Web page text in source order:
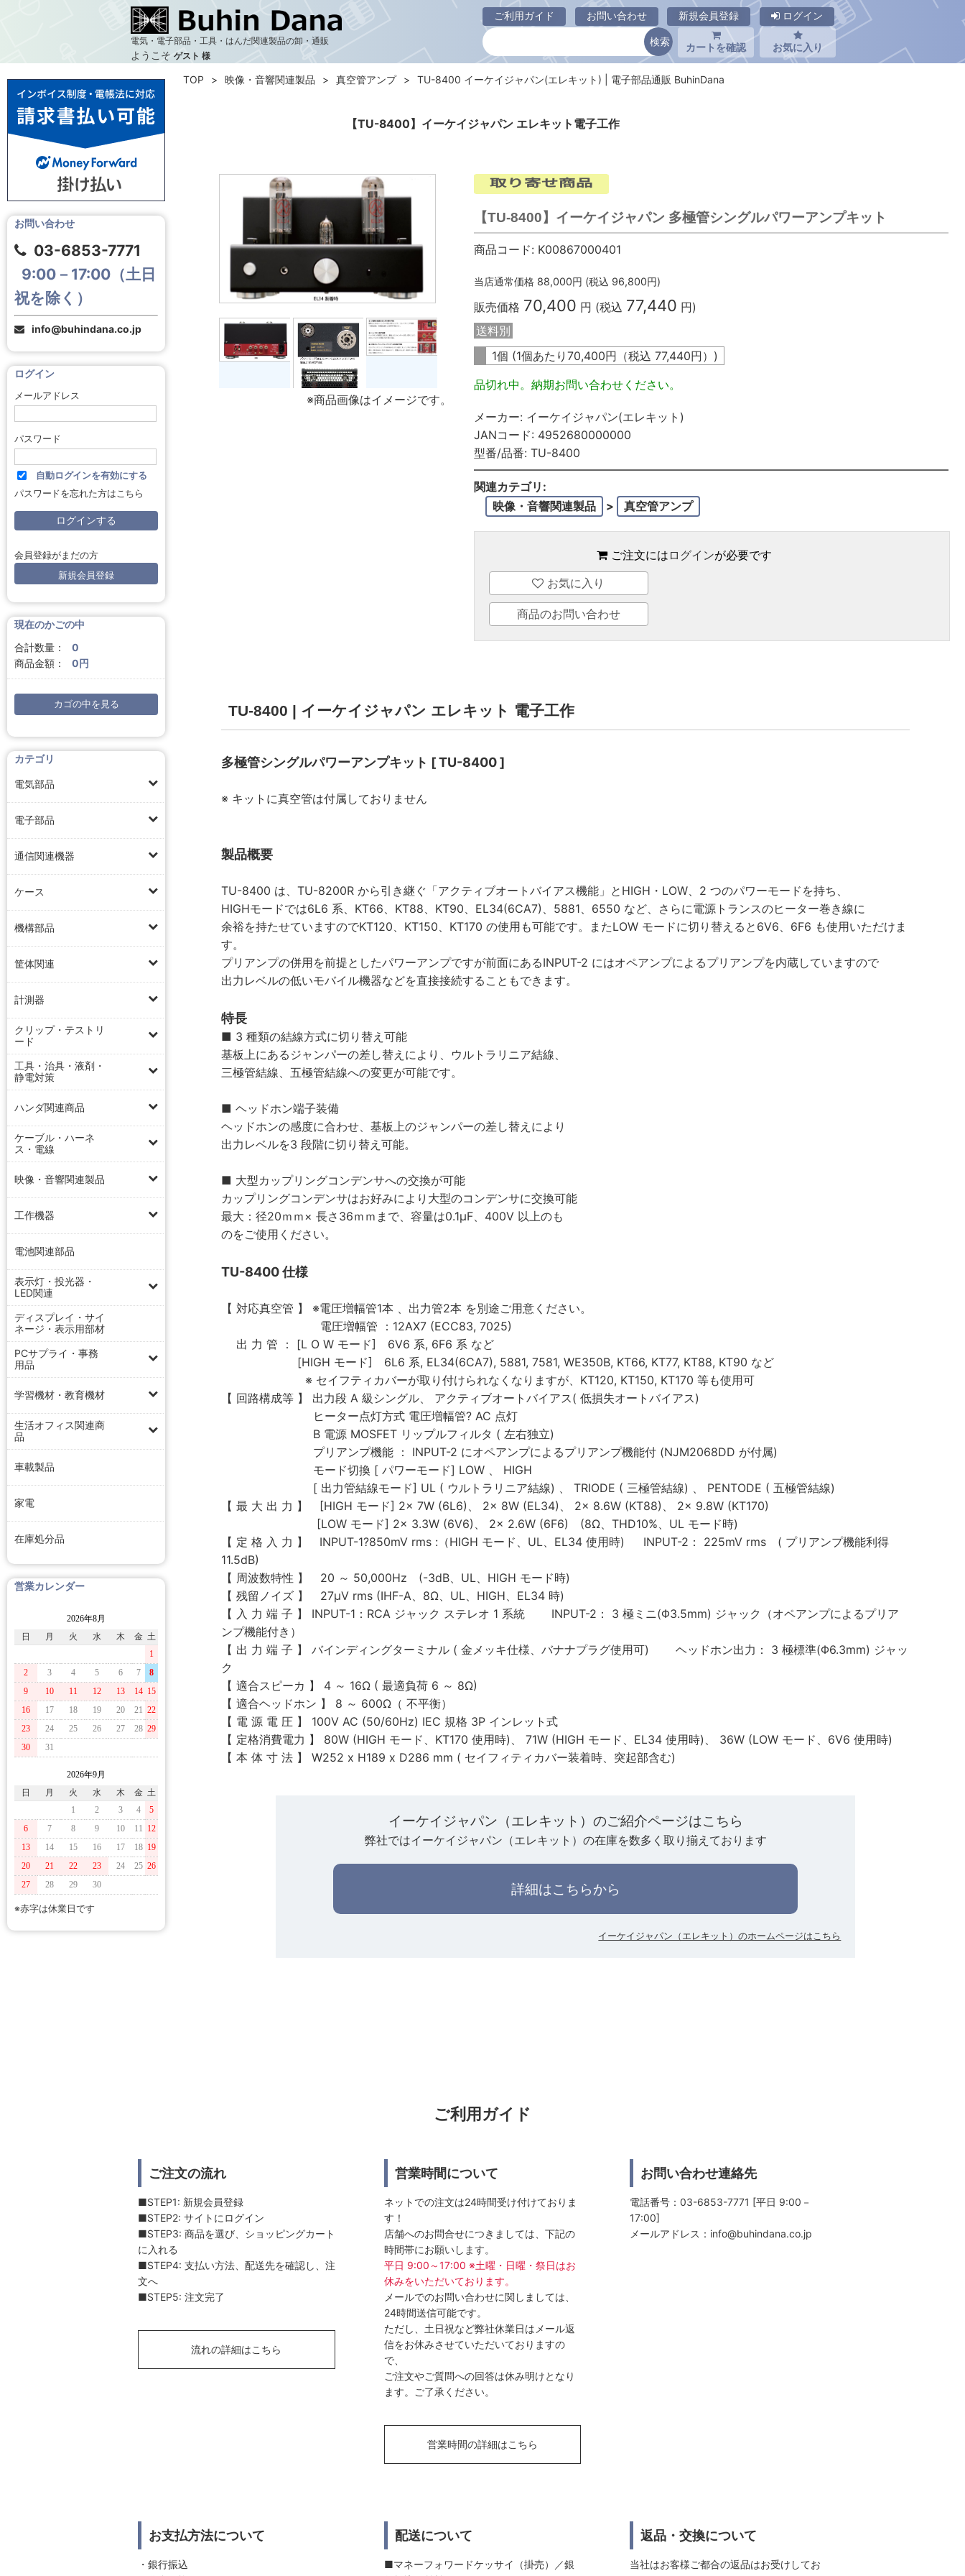
電気・電子部品・工具・はんだ関連製品の卸・通販
ようこそ ゲスト 様
ご利用ガイド お問い合わせ 新規会員登録 ログイン
カートを確認 お気に入り
【TU-8400】イーケイジャパン エレキット電子工作
お問い合わせ
03-6853-7771
9:00－17:00（土日
祝を除く）
info@buhindana.co.jp
ログイン
メールアドレス
パスワード
自動ログインを有効にする
パスワードを忘れた方はこちら
会員登録がまだの方
新規会員登録
現在のかごの中
合計数量：
0
商品金額：
0円
カゴの中を見る
カテゴリ
電気部品
電子部品
通信関連機器
ケース
機構部品
筐体関連
計測器
クリップ・テストリ
ード
工具・治具・液剤・
静電対策
ハンダ関連商品
ケーブル・ハーネ
ス・電線
映像・音響関連製品
工作機器
電池関連部品
表示灯・投光器・
LED関連
ディスプレイ・サイ
ネージ・表示用部材
PCサプライ・事務
用品
学習機材・教育機材
生活オフィス関連商
品
車載製品
家電
在庫処分品
営業カレンダー
2026年8月
日
月 火 水 木 金 土
1
2
3 4 5 6 7
8
9
10 11 12 13 14 15
16
17 18 19 20 21 22
23
24 25 26 27 28 29
30
31
2026年9月
日
月 火 水 木 金 土
1
2 3 4
5
6
7 8 9 10 11 12
13
14 15 16 17 18 19
20
21 22 23 24 25 26
27
28 29 30
※赤字は休業日です
TOP 映像・音響関連製品 真空管アンプ TU-8400 イーケイジャパン(エレキット) | 電子部品通販 BuhinDana
※商品画像はイメージです。
【TU-8400】イーケイジャパン 多極管シングルパワーアンプキット
商品コード: K00867000401
当店通常価格 88,000円 (税込 96,800円)
販売価格 70,400 円 (税込 77,440 円)
送料別
1個 (1個あたり 70,400円（税込 77,440円）)
品切れ中。納期お問い合わせください。
メーカー: イーケイジャパン(エレキット)
JANコード: 4952680000000
型番/品番: TU-8400
関連カテゴリ:
映像・音響関連製品
> 真空管アンプ
ご注文には ログインが必要です
お気に入り
商品のお問い合わせ
TU-8400 | イーケイジャパン エレキット 電子工作
多極管シングルパワーアンプキット [ TU-8400 ]
※ キットに真空管は付属しておりません
製品概要
TU-8400 は、TU-8200R から引き継ぐ「アクティブオートバイアス機能」とHIGH・LOW、2 つのパワーモードを持ち、
HIGHモードでは6L6 系、KT66、KT88、KT90、EL34(6CA7)、5881、6550 など、さらに電源トランスのヒーター巻き線に
余裕を持たせていますのでKT120、KT150、KT170 の使用も可能です。またLOW モードに切り替えると6V6、6F6 も使用いただけま
す。
プリアンプの併用を前提としたパワーアンプですが前面にあるINPUT-2 にはオペアンプによるプリアンプを内蔵していますので
出力レベルの低いモバイル機器などを直接接続することもできます。
特長
■ 3 種類の結線方式に切り替え可能
基板上にあるジャンパーの差し替えにより、ウルトラリニア結線、
三極管結線、五極管結線への変更が可能です。
■ ヘッドホン端子装備
ヘッドホンの感度に合わせ、基板上のジャンパーの差し替えにより
出力レベルを3 段階に切り替え可能。
■ 大型カップリングコンデンサへの交換が可能
カップリングコンデンサはお好みにより大型のコンデンサに交換可能
最大：径20ｍｍ× 長さ36ｍｍまで、容量は0.1μF、400V 以上のも
のをご使用ください。
TU-8400 仕様
【 対応真空管 】 ※電圧増幅管1本 、出力管2本 を別途ご用意ください。
電圧増幅管 ：12AX7 (ECC83, 7025)
出 力 管 ： [L O W モード] 6V6 系, 6F6 系 など
[HIGH モード] 6L6 系, EL34(6CA7), 5881, 7581, WE350B, KT66, KT77, KT88, KT90 など
※ セイフティカバーが取り付けられなくなりますが、KT120, KT150, KT170 等も使用可
【 回路構成等 】 出力段 A 級シングル、 アクティブオートバイアス( 低損失オートバイアス)
ヒーター点灯方式 電圧増幅管? AC 点灯
B 電源 MOSFET リップルフィルタ ( 左右独立)
プリアンプ機能 ： INPUT-2 にオペアンプによるプリアンプ機能付 (NJM2068DD が付属)
モード切換 [ パワーモード] LOW 、 HIGH
[ 出力管結線モード] UL ( ウルトラリニア結線) 、 TRIODE ( 三極管結線) 、 PENTODE ( 五極管結線)
【 最 大 出 力 】 [HIGH モード] 2× 7W (6L6)、 2× 8W (EL34)、 2× 8.6W (KT88)、 2× 9.8W (KT170)
[LOW モード] 2× 3.3W (6V6)、 2× 2.6W (6F6) (8Ω、THD10%、UL モード時)
【 定 格 入 力 】 INPUT-1?850mV rms :（HIGH モード、UL、EL34 使用時) INPUT-2： 225mV rms ( プリアンプ機能利得
11.5dB)
【 周波数特性 】 20 ～ 50,000Hz (-3dB、UL、HIGH モード時)
【 残留ノイズ 】 27μV rms (IHF-A、8Ω、UL、HIGH、EL34 時)
【 入 力 端 子 】 INPUT-1：RCA ジャック ステレオ 1 系統 INPUT-2： 3 極ミニ(Φ3.5mm) ジャック（オペアンプによるプリア
ンプ機能付き）
【 出 力 端 子 】 バインディングターミナル ( 金メッキ仕様、バナナプラグ使用可) ヘッドホン出力： 3 極標準(Φ6.3mm) ジャッ
ク
【 適合スピーカ 】 4 ～ 16Ω ( 最適負荷 6 ～ 8Ω)
【 適合ヘッドホン 】 8 ～ 600Ω（ 不平衡）
【 電 源 電 圧 】 100V AC (50/60Hz) IEC 規格 3P インレット式
【 定格消費電力 】 80W (HIGH モード、KT170 使用時)、 71W (HIGH モード、EL34 使用時)、 36W (LOW モード、6V6 使用時)
【 本 体 寸 法 】 W252 x H189 x D286 mm ( セイフィティカバー装着時、突起部含む)
イーケイジャパン（エレキット）のご紹介ページはこちら
弊社ではイーケイジャパン（エレキット）の在庫を数多く取り揃えております
詳細はこちらから
イーケイジャパン（エレキット）のホームページはこちら
ご利用ガイド
ご注文の流れ
■STEP1: 新規会員登録
■STEP2: サイトにログイン
■STEP3: 商品を選び、ショッピングカート
に入れる
■STEP4: 支払い方法、配送先を確認し、注
文へ
■STEP5: 注文完了
流れの詳細はこちら
営業時間について
ネットでの注文は24時間受け付けておりま
す！
店舗へのお問合せにつきましては、下記の
時間帯にお願いします。
平日 9:00～17:00 ※土曜・日曜・祭日はお
休みをいただいております。
メールでのお問い合わせに関しましては、
24時間送信可能です。
ただし、土日祝など弊社休業日はメール返
信をお休みさせていただいておりますの
で、
ご注文やご質問への回答は休み明けとなり
ます。ご了承ください。
営業時間の詳細はこちら
お問い合わせ連絡先
電話番号：03-6853-7771 [平日 9:00－
17:00]
メールアドレス： info@buhindana.co.jp
お支払方法について
・銀行振込
配送について
■マネーフォワードケッサイ（掛売）／銀
返品・交換について
当社はお客様ご都合の返品はお受けしてお